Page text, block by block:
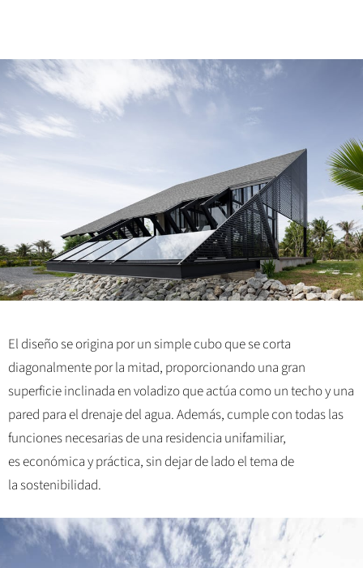
El diseño se origina por un simple cubo que se corta
diagonalmente por la mitad, proporcionando una gran
superficie inclinada en voladizo que actúa como un techo y una
pared para el drenaje del agua. Además, cumple con todas las
funciones necesarias de una residencia unifamiliar,
es económica y práctica, sin dejar de lado el tema de
la sostenibilidad.